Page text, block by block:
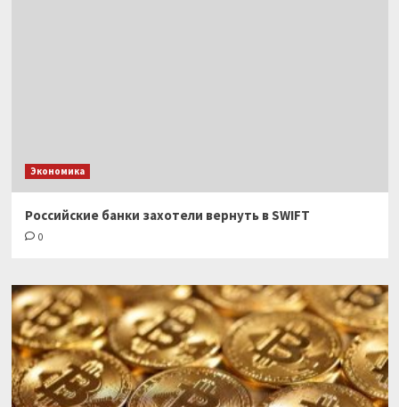
Экономика
Российские банки захотели вернуть в SWIFT
0